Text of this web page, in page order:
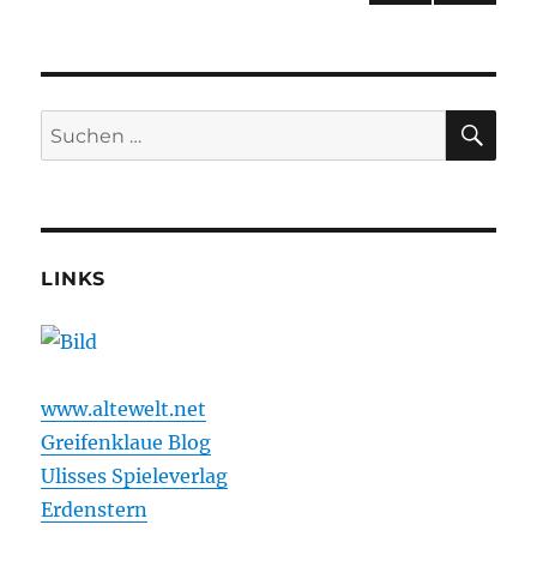
Beiträge
SEIT
E
Suchen
nach:
LINKS
www.altewelt.net
Greifenklaue Blog
Ulisses Spieleverlag
Erdenstern